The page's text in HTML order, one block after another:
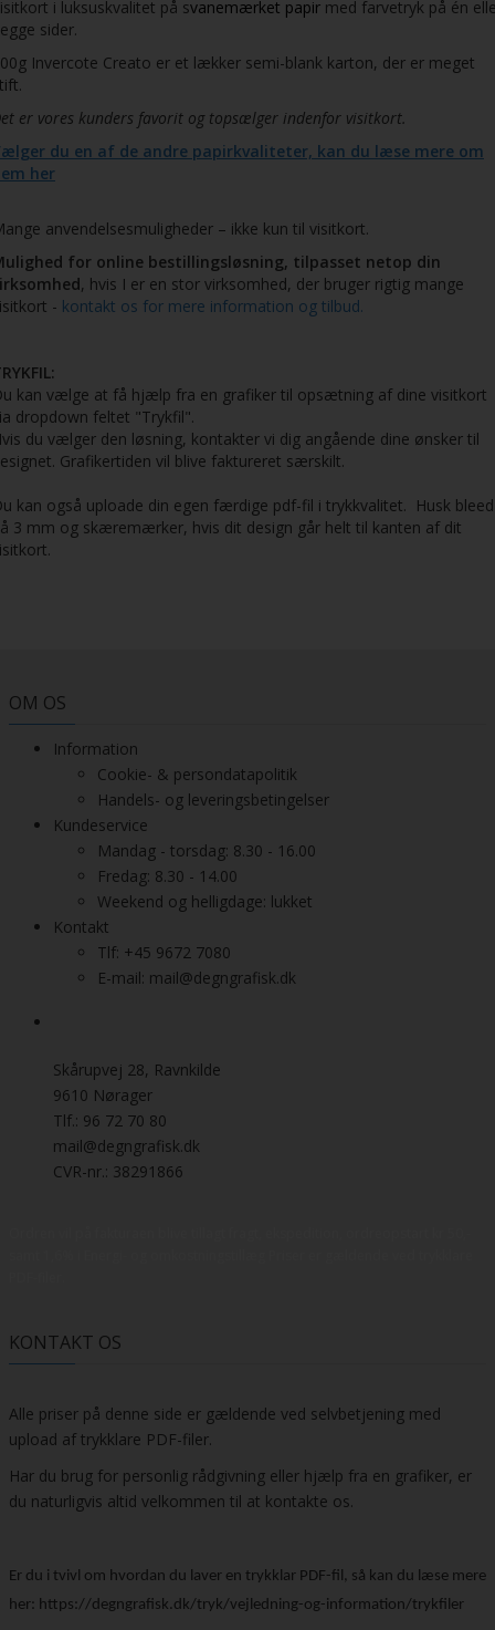
i luksuskvalitet på svanemærket papir med farvetryk på én
sider.
Invercote Creato er et lækker semi-blank karton, der er meget
er vores kunders favorit og topsælger indenfor visitkort.
du en af de andre papirkvaliteter, kan du læse mere om
her
anvendelsesmuligheder – ikke kun til visitkort.
for online bestillingsløsning, tilpasset netop din
, hvis I er en stor virksomhed, der bruger rigtig mange
- kontakt os for mere information og tilbud.
kan vælge at få hjælp fra en grafiker til opsætning af dine visitkort
dropdown feltet "Trykfil".
du vælger den løsning, kontakter vi dig angående dine ønsker til
Grafikertiden vil blive faktureret særskilt.
kan også uploade din egen færdige pdf-fil i trykkvalitet. Husk bleed
3 mm og skæremærker, hvis dit design går helt til kanten af dit
OM OS
Information
Cookie- & persondatapolitik
Handels- og leveringsbetingelser
Kundeservice
Mandag - torsdag: 8.30 - 16.00
Fredag: 8.30 - 14.00
Weekend og helligdage: lukket
Kontakt
Tlf: +45 9672 7080
E-mail: mail@degngrafisk.dk
Skårupvej 28, Ravnkilde
9610 Nørager
Tlf.: 96 72 70 80
mail@degngrafisk.dk
CVR-nr.: 38291866
KONTAKT OS
Alle priser på denne side er gældende ved selvbetjening med
upload af trykklare PDF-filer.
Har du brug for personlig rådgivning eller hjælp fra en grafiker, er
du naturligvis altid velkommen til at kontakte os.
Er du i tvivl om hvordan du laver en trykklar PDF-fil, så kan du læse mere
her: https://degngrafisk.dk/tryk/vejledning-og-information/trykfiler